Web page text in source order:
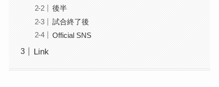
後半
試合終了後
Official SNS
Link